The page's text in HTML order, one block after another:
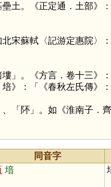
土。《正定通．土部》
宋蘇軾〈記游定惠院〉
」。《方言．卷十三
》：「《春秋左氏傳》
、「阫」。如《淮南子．
同音字
堷